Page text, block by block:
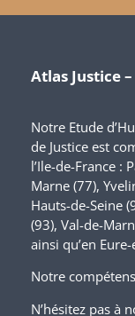
Atlas Justice
Notre Etude
de Justice est
l’Ile-de-France :
Marne (77),
Hauts-de-Seine
(93), Val-de-
ainsi qu’en
Notre
N’hésitez pas à